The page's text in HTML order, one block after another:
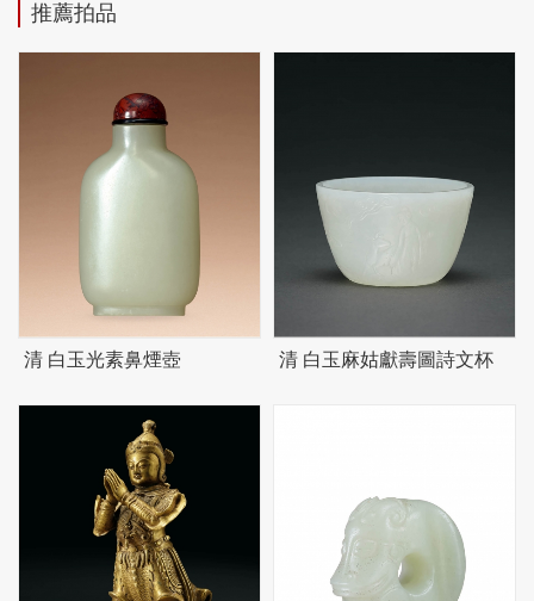
推薦拍品
清 白玉光素鼻煙壺 清 白玉麻姑獻壽圖詩文杯